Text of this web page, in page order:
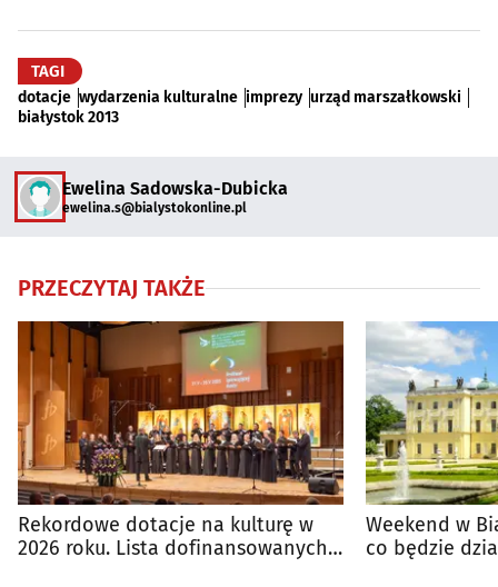
TAGI
dotacje wydarzenia kulturalne imprezy urząd marszałkowski
białystok 2013
Ewelina Sadowska-Dubicka
ewelina.s@bialystokonline.pl
PRZECZYTAJ TAKŻE
Rekordowe dotacje na kulturę w
2026 roku. Lista dofinansowanych
Weekend w
co będzie